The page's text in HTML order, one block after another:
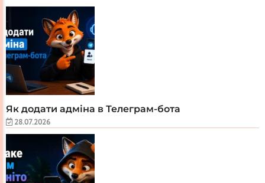
Як додати адміна в Телеграм-бота
28.07.2026